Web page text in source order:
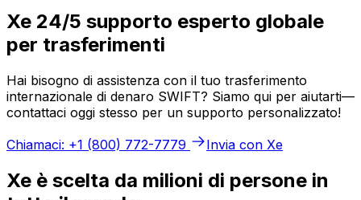
Xe 24/5 supporto esperto globale
per trasferimenti
Hai bisogno di assistenza con il tuo trasferimento
internazionale di denaro SWIFT? Siamo qui per aiutarti—
contattaci oggi stesso per un supporto personalizzato!
Chiamaci: +1 (800) 772-7779
Invia con Xe
Xe è scelta da milioni di persone in